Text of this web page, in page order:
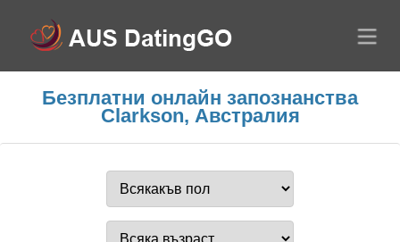
Безплатни онлайн запознанства
Clarkson, Австралия